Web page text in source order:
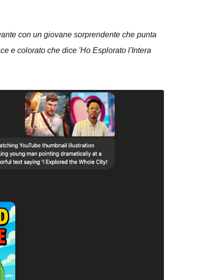
con un giovane sorprendente che punta
e colorato che dice 'Ho Esplorato l'Intera